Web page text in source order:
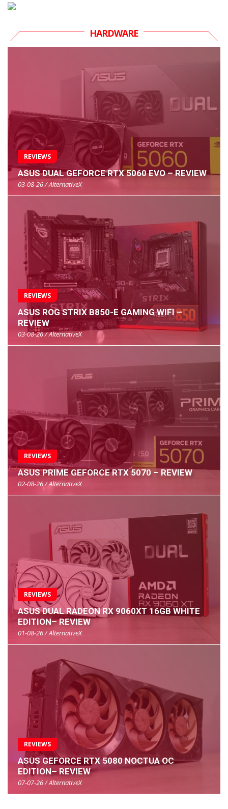
HARDWARE
REVIEWS
ASUS DUAL GEFORCE RTX 5060 EVO – REVIEW
03-08-26 / AlternativeX
REVIEWS
ASUS ROG STRIX B850-E GAMING WIFI –
REVIEW
03-08-26 / AlternativeX
REVIEWS
ASUS PRIME GEFORCE RTX 5070 – REVIEW
02-08-26 / AlternativeX
REVIEWS
ASUS DUAL RADEON RX 9060XT 16GB WHITE
EDITION– REVIEW
01-08-26 / AlternativeX
REVIEWS
ASUS GEFORCE RTX 5080 NOCTUA OC
EDITION– REVIEW
07-07-26 / AlternativeX